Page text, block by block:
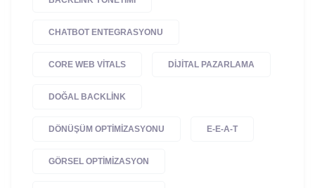
CHATBOT ENTEGRASYONU
CORE WEB VITALS DIJITAL PAZARLAMA
DOĞAL BACKLINK
DÖNÜŞÜM OPTIMIZASYONU E-E-A-T
GÖRSEL OPTIMIZASYON